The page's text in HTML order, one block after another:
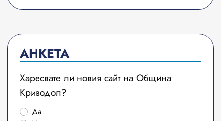
АНКЕТА
Харесвате ли новия сайт на Община
Криводол?
Да